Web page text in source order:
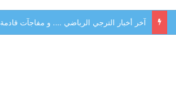
آخر أخبار الترجي الرباضي …. و مفاجآت قادمة